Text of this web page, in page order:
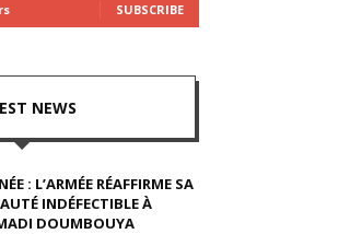
SUBSCRIBE
NEWS
: L’ARMÉE RÉAFFIRME SA
INDÉFECTIBLE À
DOUMBOUYA